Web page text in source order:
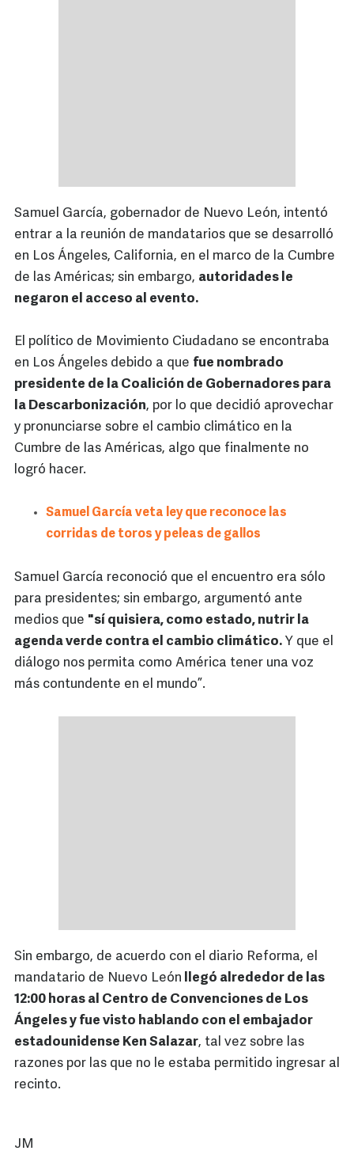
Samuel García, gobernador de Nuevo León, intentó
entrar a la reunión de mandatarios que se desarrolló
en Los Ángeles, California, en el marco de la Cumbre
de las Américas; sin embargo, autoridades le
negaron el acceso al evento.
El político de Movimiento Ciudadano se encontraba
en Los Ángeles debido a que fue nombrado
presidente de la Coalición de Gobernadores para
la Descarbonización, por lo que decidió aprovechar
y pronunciarse sobre el cambio climático en la
Cumbre de las Américas, algo que finalmente no
logró hacer.
Samuel García veta ley que reconoce las
corridas de toros y peleas de gallos
Samuel García reconoció que el encuentro era sólo
para presidentes; sin embargo, argumentó ante
medios que "sí quisiera, como estado, nutrir la
agenda verde contra el cambio climático. Y que el
diálogo nos permita como América tener una voz
más contundente en el mundo”.
Sin embargo, de acuerdo con el diario Reforma, el
mandatario de Nuevo León llegó alrededor de las
12:00 horas al Centro de Convenciones de Los
Ángeles y fue visto hablando con el embajador
estadounidense Ken Salazar, tal vez sobre las
razones por las que no le estaba permitido ingresar al
recinto.
JM